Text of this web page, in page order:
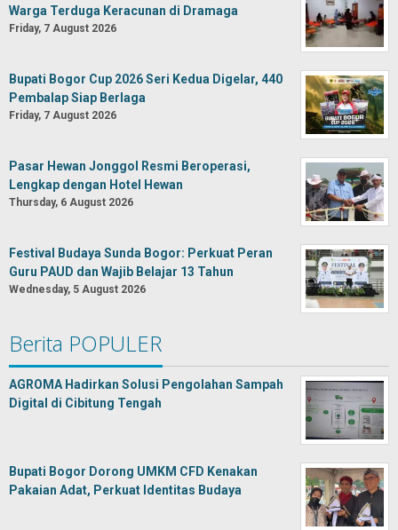
Warga Terduga Keracunan di Dramaga
Friday, 7 August 2026
Bupati Bogor Cup 2026 Seri Kedua Digelar, 440
Pembalap Siap Berlaga
Friday, 7 August 2026
Pasar Hewan Jonggol Resmi Beroperasi,
Lengkap dengan Hotel Hewan
Thursday, 6 August 2026
Festival Budaya Sunda Bogor: Perkuat Peran
Guru PAUD dan Wajib Belajar 13 Tahun
Wednesday, 5 August 2026
Berita POPULER
AGROMA Hadirkan Solusi Pengolahan Sampah
Digital di Cibitung Tengah
Bupati Bogor Dorong UMKM CFD Kenakan
Pakaian Adat, Perkuat Identitas Budaya